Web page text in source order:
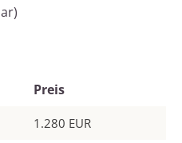
Preis
1.280 EUR